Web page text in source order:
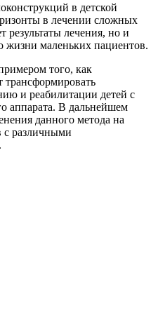
в детской
в лечении сложных
результаты лечения, но и
жизни маленьких пациентов.
того, как
трансформировать
и реабилитации детей с
аппарата. В дальнейшем
данного метода на
с различными